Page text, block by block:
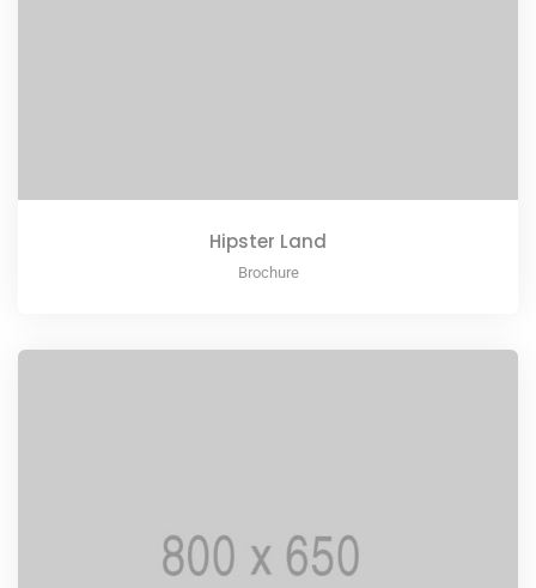
Hipster Land
Brochure